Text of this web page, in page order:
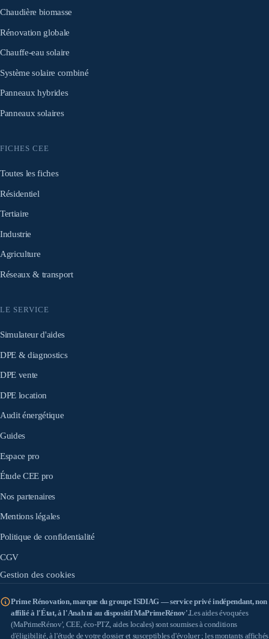
Chaudière biomasse
Rénovation globale
Chauffe-eau solaire
Système solaire combiné
Panneaux hybrides
Panneaux solaires
FICHES CEE
Toutes les fiches
Résidentiel
Tertiaire
Industrie
Agriculture
Réseaux & transport
LE SERVICE
Simulateur d'aides
DPE & diagnostics
DPE vente
DPE location
Audit énergétique
Guides
Espace pro
Étude CEE pro
Nos partenaires
Mentions légales
Politique de confidentialité
CGV
Gestion des cookies
Prime Rénovation, marque du groupe ISDIAG — service privé indépendant, non
affilié à l'État, à l'Anah ni au dispositif MaPrimeRénov'.Les aides évoquées
(MaPrimeRénov', CEE, éco-PTZ, aides locales) sont soumises à conditions
d'éligibilité, à l'étude de votre dossier et susceptibles d'évoluer ; les montants affichés